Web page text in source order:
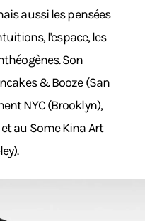
aussi les pensées
l'espace, les
Son
& Booze (San
NYC (Brooklyn),
au Some Kina Art